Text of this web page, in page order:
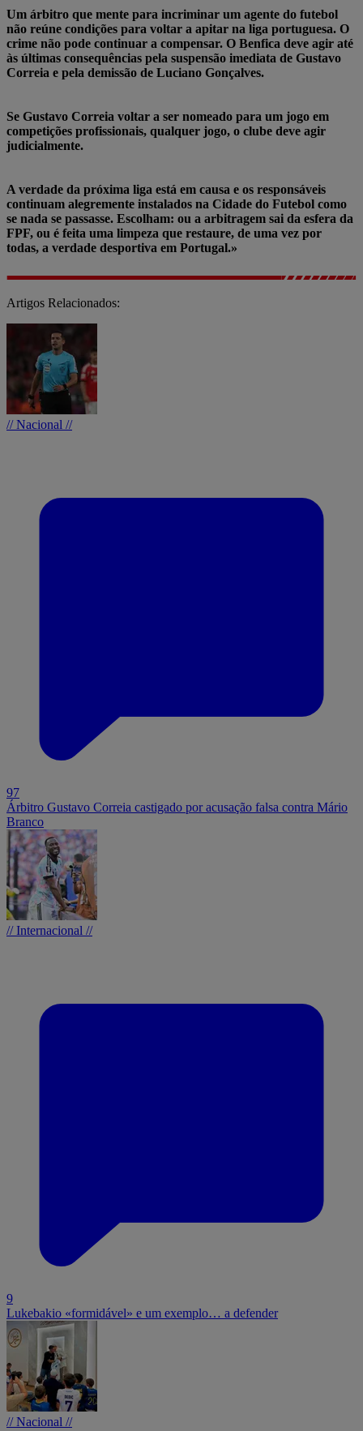
Um árbitro que mente para incriminar um agente do futebol
não reúne condições para voltar a apitar na liga portuguesa. O
crime não pode continuar a compensar. O Benfica deve agir até
às últimas consequências pela suspensão imediata de Gustavo
Correia e pela demissão de Luciano Gonçalves.
Se Gustavo Correia voltar a ser nomeado para um jogo em
competições profissionais, qualquer jogo, o clube deve agir
judicialmente.
A verdade da próxima liga está em causa e os responsáveis
continuam alegremente instalados na Cidade do Futebol como
se nada se passasse. Escolham: ou a arbitragem sai da esfera da
FPF, ou é feita uma limpeza que restaure, de uma vez por
todas, a verdade desportiva em Portugal.»
Artigos Relacionados:
// Nacional //
97
Árbitro Gustavo Correia castigado por acusação falsa contra Mário
Branco
// Internacional //
9
Lukebakio «formidável» e um exemplo… a defender
// Nacional //